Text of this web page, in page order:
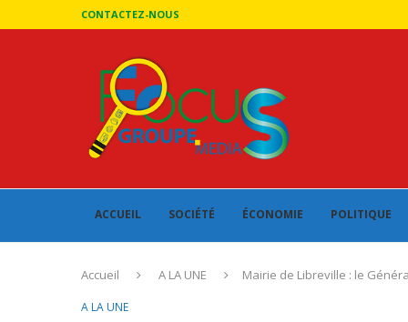
CONTACTEZ-NOUS
ACCUEIL SOCIÉTÉ ÉCONOMIE POLITIQUE
Accueil A LA UNE Mairie de Libreville : le
A LA UNE